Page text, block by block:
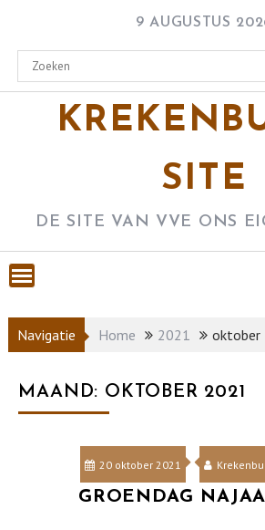
content
9 AUGUSTUS
SITE
DE SITE VAN VVE ONS
Navigatie Home 2021 oktober
MAAND: OKTOBER 2021
20 oktober 2021
GROENDAG